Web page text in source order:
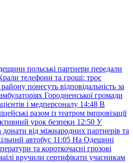
польські партнери передали
телефони та гроші: троє
понесуть відповідальність за
Городненської громади
і медперсоналу 14:48 В
разом із театром імпровізації
урок безпеки 12:50 У
донати від міжнародних партнерів та
автобус 11:05 На Одещині
та короткочасні грозові
вручили сертифікати учасникам